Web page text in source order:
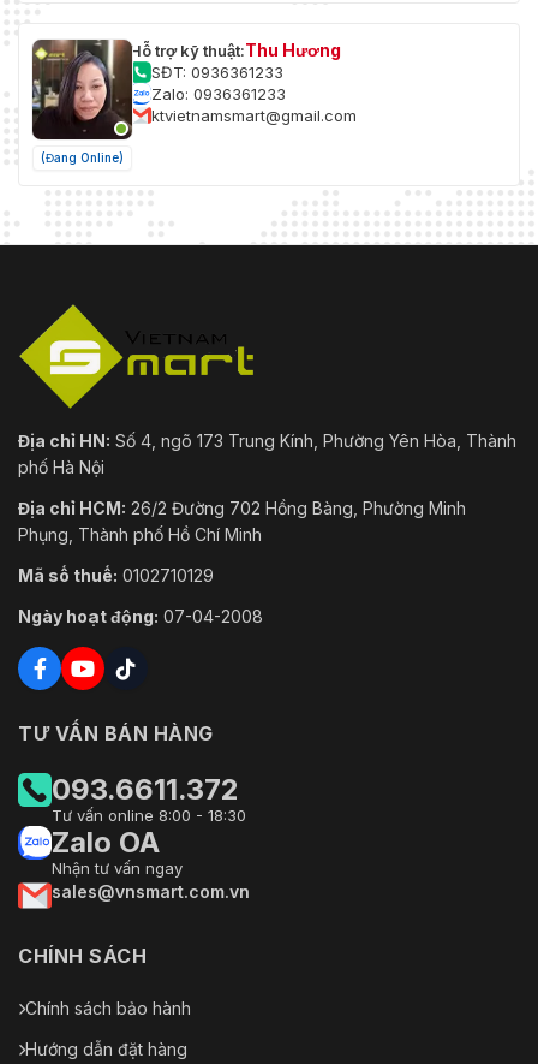
(Đang Online)
Hỗ trợ kỹ thuật:Thu Hương
SĐT: 0936361233
Zalo: 0936361233
ktvietnamsmart@gmail.com
Địa chỉ HN: Số 4, ngõ 173 Trung Kính, Phường Yên Hòa, Thành
phố Hà Nội
Địa chỉ HCM: 26/2 Đường 702 Hồng Bàng, Phường Minh
Phụng, Thành phố Hồ Chí Minh
Mã số thuế: 0102710129
Ngày hoạt động: 07-04-2008
TƯ VẤN BÁN HÀNG
093.6611.372
Tư vấn online 8:00 - 18:30
Zalo OA
Nhận tư vấn ngay
sales@vnsmart.com.vn
CHÍNH SÁCH
Chính sách bảo hành
Hướng dẫn đặt hàng